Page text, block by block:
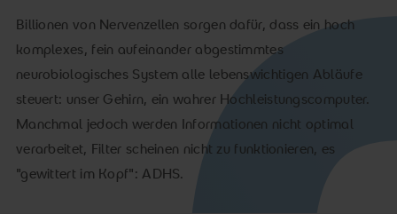
Billionen von Nervenzellen sorgen dafür, dass ein hoch
komplexes, fein aufeinander abgestimmtes
neurobiologisches System alle lebenswichtigen Abläufe
steuert: unser Gehirn, ein wahrer Hochleistungscomputer.
Manchmal jedoch werden Informationen nicht optimal
verarbeitet, Filter scheinen nicht zu funktionieren, es
"gewittert im Kopf": ADHS.